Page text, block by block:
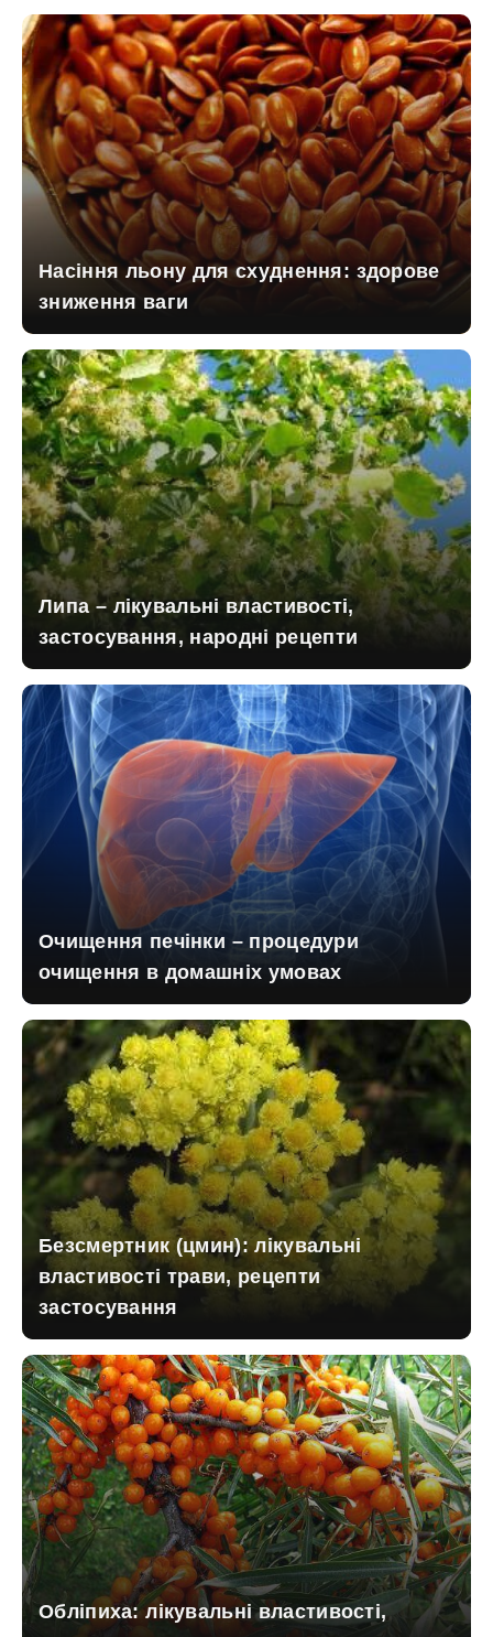
Насіння льону для схуднення: здорове
зниження ваги
Липа – лікувальні властивості,
застосування, народні рецепти
Очищення печінки – процедури
очищення в домашніх умовах
Безсмертник (цмин): лікувальні
властивості трави, рецепти
застосування
Обліпиха: лікувальні властивості,